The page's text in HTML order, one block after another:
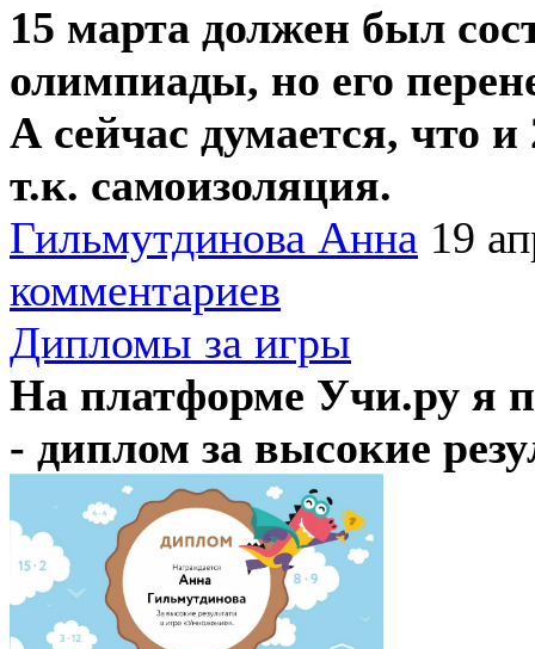
15 марта должен был
олимпиады, но его
А сейчас думается, что и
т.к. самоизоляция.
Гильмутдинова Анна 19
комментариев
Дипломы за игры
На платформе Учи.ру я
- диплом за высокие